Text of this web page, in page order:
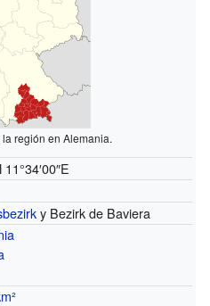
región en Alemania.
11°34′00″E
y Bezirk de Baviera